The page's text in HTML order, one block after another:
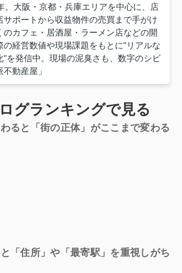
。大阪・京都・兵庫エリアを中心に、店
サポートから収益物件の売買まで手がけ
のカフェ・居酒屋・ラーメン店などの開
の経営数値や現場課題をもとに"リアルな
"を発信中。現場の泥臭さも、数字のシビ
動産屋」
グランキングで見る
ると「街の正体」がここまで変わる
「住所」や「最寄駅」を重視しがち